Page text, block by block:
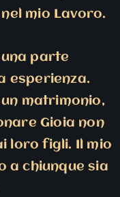
mio Lavoro.
una parte
esperienza.
matrimonio,
Gioia non
loro figli. Il mio
a chiunque sia